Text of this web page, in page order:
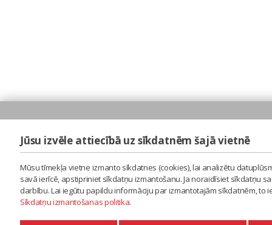
Jūsu izvēle attiecībā uz sīkdatnēm šajā vietnē
Mūsu tīmekļa vietne izmanto sīkdatnes (cookies), lai analizētu
savā ierīcē, apstipriniet sīkdatņu izmantošanu. Ja noraidīsiet sīkdatņu
darbību. Lai iegūtu papildu informāciju par izmantotajām sīkdatnēm,
Sīkdatņu izmantošanas politika.